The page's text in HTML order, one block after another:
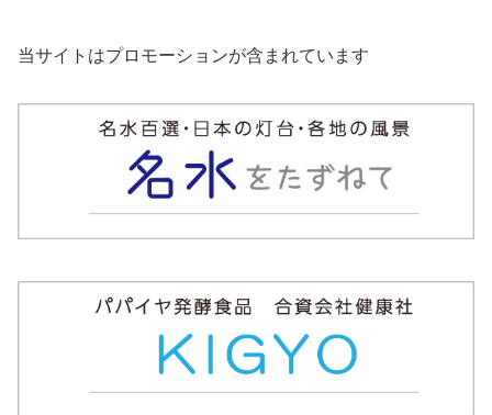
当サイトはプロモーションが含まれています